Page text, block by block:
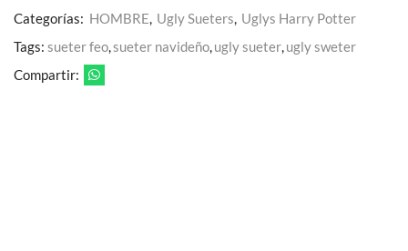
Categorías: HOMBRE, Ugly Sueters, Uglys Harry Potter
Tags: sueter feo,sueter navideño,ugly sueter,ugly sweter
Compartir: